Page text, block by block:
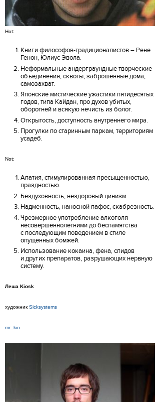
Hot:
Книги философов-традиционалистов – Рене
Генон, Юлиус Эвола.
Неформальные андерграундные творческие
объединения, сквоты, заброшенные дома,
самозахват.
Японские мистические ужастики пятидесятых
годов, типа Кайдан, про духов убитых,
оборотней и всякую нечисть из болот.
Открытость, доступность внутреннего мира.
Прогулки по старинным паркам, территориям
усадеб.
Not:
Апатия, стимулированная пресыщенностью,
праздностью.
Бездуховность, нездоровый цинизм.
Надменность, наносной пафос, скабрезность.
Чрезмерное употребление алкоголя
несовершеннолетними до беспамятства
с последующим поведением в стиле
опущенных бомжей.
Использование кокаина, фена, спидов
и других препаратов, разрушающих нервную
систему.
Леша Kiosk
художникSicksystems
mr_kio